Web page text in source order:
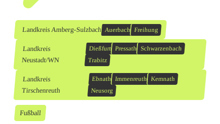
Landkreis Amberg-Sulzbach Auerbach Freihung
Landkreis
Neustadt/WN
Dießfurt Pressath Schwarzenbach
Trabitz
Landkreis
Tirschenreuth
Ebnath Immenreuth Kemnath
Neusorg
Fußball